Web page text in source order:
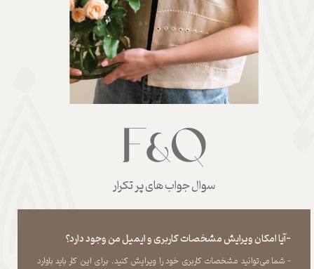
سوال جواب های پر تکرار
-آیا امکان ویرایش مشخصات کاربری و ایمیل من وجود دارد؟
- شما می‏‌توانید مشخصات کاربری خود را ویرایش کنید. برای این کار باید باوارد